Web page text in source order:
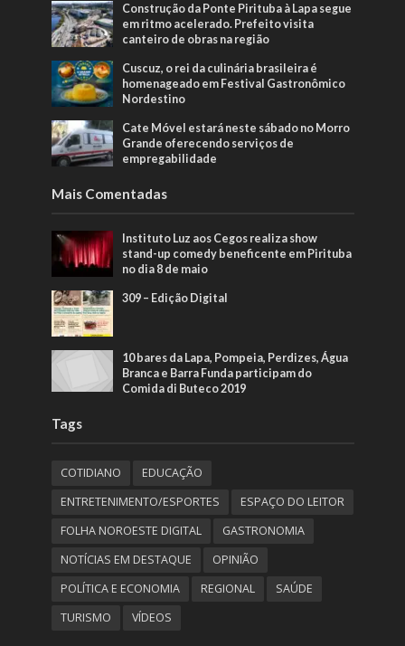
Construção da Ponte Pirituba à Lapa segue
em ritmo acelerado. Prefeito visita
canteiro de obras na região
Cuscuz, o rei da culinária brasileira é
homenageado em Festival Gastronômico
Nordestino
Cate Móvel estará neste sábado no Morro
Grande oferecendo serviços de
empregabilidade
Mais Comentadas
Instituto Luz aos Cegos realiza show
stand-up comedy beneficente em Pirituba
no dia 8 de maio
309 – Edição Digital
10 bares da Lapa, Pompeia, Perdizes, Água
Branca e Barra Funda participam do
Comida di Buteco 2019
Tags
COTIDIANO
EDUCAÇÃO
ENTRETENIMENTO/ESPORTES
ESPAÇO DO LEITOR
FOLHA NOROESTE DIGITAL
GASTRONOMIA
NOTÍCIAS EM DESTAQUE
OPINIÃO
POLÍTICA E ECONOMIA
REGIONAL
SAÚDE
TURISMO
VÍDEOS